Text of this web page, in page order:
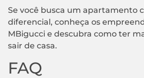
Se você busca um apartamento
diferencial, conheça os
MBigucci e descubra como ter
sair de casa.
FAQ